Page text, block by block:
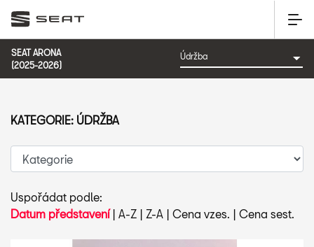
SEAT ARONA
(2025-2026)
Uspořádat podle:
Datum představení| A-Z | Z-A | Cena vzes. | Cena sest.
KATEGORIE: ÚDRŽBA